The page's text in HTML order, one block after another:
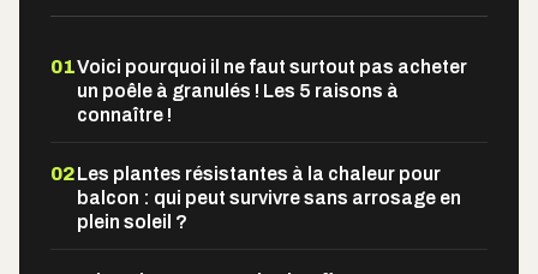
01Voici pourquoi il ne faut surtout pas acheter
un poêle à granulés ! Les 5 raisons à
connaître !
02Les plantes résistantes à la chaleur pour
balcon : qui peut survivre sans arrosage en
plein soleil ?